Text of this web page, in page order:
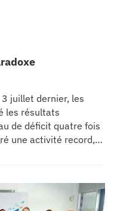
juillet dernier, les
les résultats
de déficit quatre fois
une activité record,